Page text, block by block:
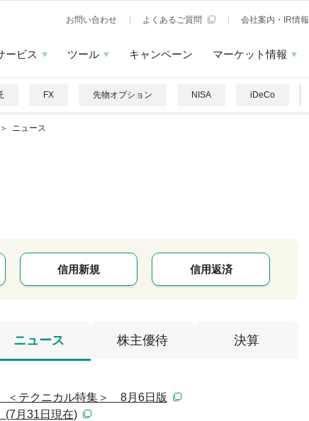
お問い合わせ よくあるご質問 会社案内・IR情報
ービス ツール キャンペーン マーケット情報
FX 先物オプション NISA iDeCo
ニュース
信用新規 信用返済
ニュース 株主優待 決算
＜テクニカル特集＞ 8月6日版
(7月31日現在)